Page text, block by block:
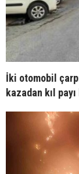
İki otomobil
kazadan kıl